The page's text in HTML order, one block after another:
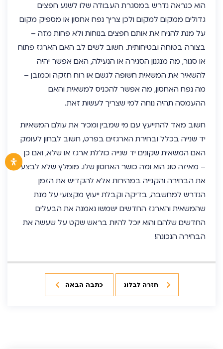
הוא כנראה נדרש במסגרת העבודה שלו לשנע חפצים
גדולים ממקום למקום ולכן צריך נפח אחסון או מספיק מקום
על מנת להניח את אותם חפצים בנוחות ולא פחות מזה –
בצורה בטוחה ובטיחותית. חשוב לשים לב האם הארגז פתוח
או סגור, מה מנגנון הסגירה או הנעילה, האם אפשר יהיה
להשאיר את המשאית חשופה לגשם או רוח חזקה וכמובן –
מה נפח האחסון, מה אפשר להכניס למשאית והאם
ההעמסה תהיה נוחה למי שצריך לעשות זאת.
חשוב מאד להתייעץ עם מי שמבין ומכיר את עולם המשאיות
יד שנייה בכלל ובחירת הארגזים בפרט, חשוב לבחון לעומק
האם המשאית שקונים יד שנייה כוללת ארגז או שלא, ואם כן
– מאיזה סוג הוא ומה כושר האחסון שלו. מומלץ שלא לבצע
את הבחירה והקנייה במהירות אלא להקדיש את הזמן
הנדרש למחשבה, בדיקה וקבלת ייעוץ מקצועי על מנת
שהמשאית והארגז החדשים ישמשו נאמנה את הבעלים
החדשים שלהם והוא יוכל להיות בראש שקט על שעשה את
הבחירה הנכונה!
חזרה לבלוג כתבה הבאה